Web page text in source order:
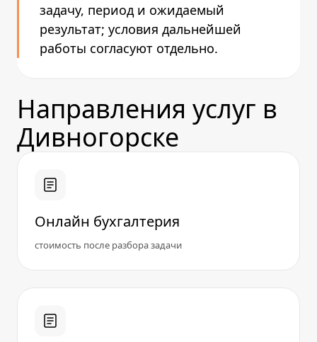
задачу, период и ожидаемый
результат; условия дальнейшей
работы согласуют отдельно.
Направления услуг в
Дивногорске
Онлайн бухгалтерия
стоимость после разбора задачи